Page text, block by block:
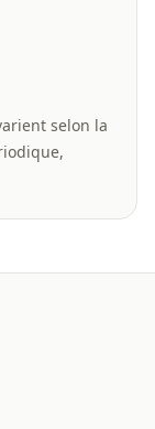
selon la